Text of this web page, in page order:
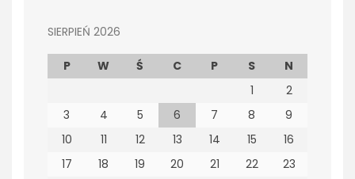
SIERPIEŃ 2026
P W Ś C P S
N
1
2
3
4 5 6 7 8
9
10
11 12 13 14 15
16
17
18 19 20 21 22
23